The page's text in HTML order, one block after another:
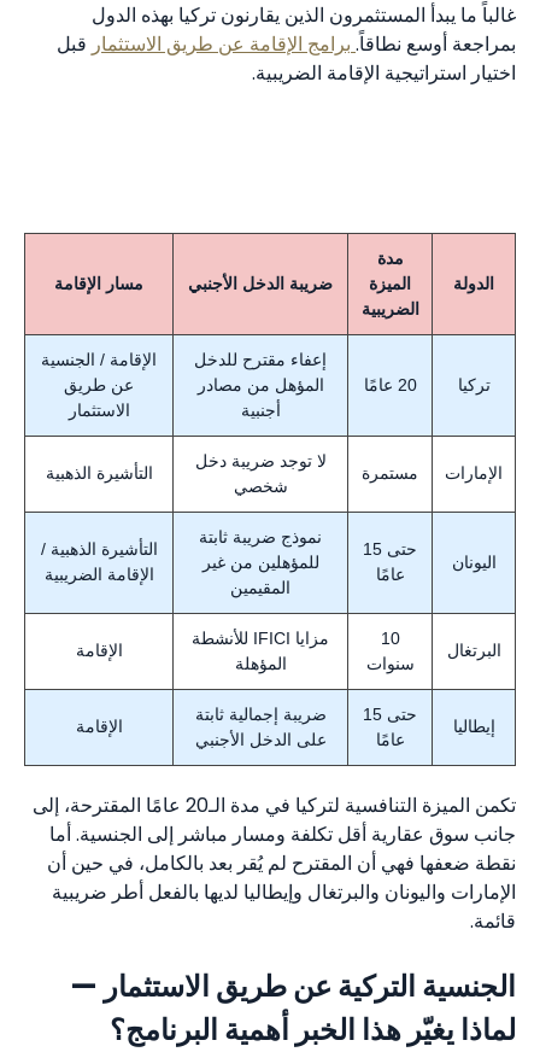
غالباً ما يبدأ المستثمرون الذين يقارنون تركيا بهذه الدول
بمراجعة أوسع نطاقاً. برامج الإقامة عن طريق الاستثمار قبل
اختيار استراتيجية الإقامة الضريبية.
الدولة
مدة
الميزة
الضريبية
ضريبة الدخل الأجنبي مسار الإقامة
تركيا 20 عامًا
إعفاء مقترح للدخل
المؤهل من مصادر
أجنبية
الإقامة / الجنسية
عن طريق
الاستثمار
الإمارات مستمرة
لا توجد ضريبة دخل
شخصي
التأشيرة الذهبية
اليونان
حتى 15
عامًا
نموذج ضريبة ثابتة
للمؤهلين من غير
المقيمين
التأشيرة الذهبية /
الإقامة الضريبية
البرتغال
10
سنوات
مزايا IFICI للأنشطة
المؤهلة
الإقامة
إيطاليا
حتى 15
عامًا
ضريبة إجمالية ثابتة
على الدخل الأجنبي
الإقامة
تكمن الميزة التنافسية لتركيا في مدة الـ20 عامًا المقترحة، إلى
جانب سوق عقارية أقل تكلفة ومسار مباشر إلى الجنسية. أما
نقطة ضعفها فهي أن المقترح لم يُقر بعد بالكامل، في حين أن
الإمارات واليونان والبرتغال وإيطاليا لديها بالفعل أطر ضريبية
قائمة.
الجنسية التركية عن طريق الاستثمار —
لماذا يغيّر هذا الخبر أهمية البرنامج؟